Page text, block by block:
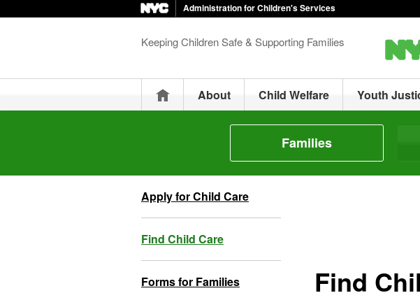
Administration for Children's Services
Keeping Children Safe & Supporting Families
HomeAbout Child Welfare Youth
Families
Apply for Child Care
Find Child Care
Forms for Families Find